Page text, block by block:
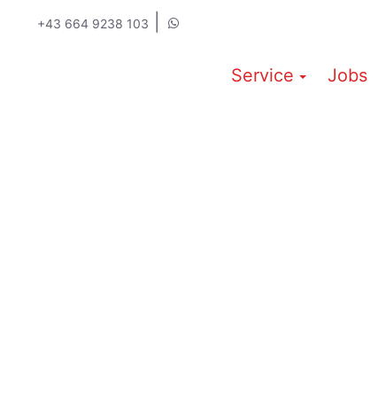
+43 664 9238 103
Service Jobs